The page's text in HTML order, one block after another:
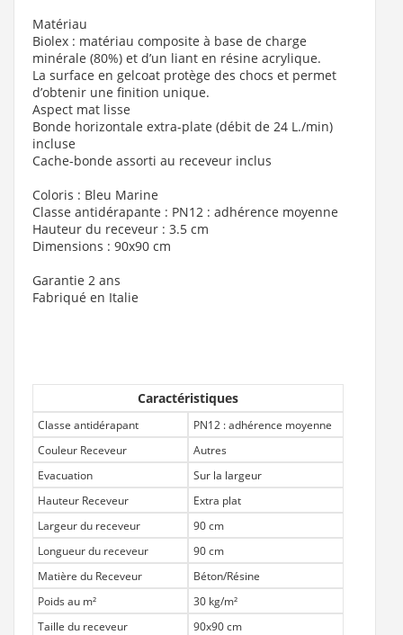
Matériau
Biolex : matériau composite à base de charge
minérale (80%) et d’un liant en résine acrylique.
La surface en gelcoat protège des chocs et permet
d’obtenir une finition unique.
Aspect mat lisse
Bonde horizontale extra-plate (débit de 24 L./min)
incluse
Cache-bonde assorti au receveur inclus
Coloris : Bleu Marine
Classe antidérapante : PN12 : adhérence moyenne
Hauteur du receveur : 3.5 cm
Dimensions : 90x90 cm
Garantie 2 ans
Fabriqué en Italie
Caractéristiques
Classe antidérapant
PN12 : adhérence moyenne
Couleur Receveur
Autres
Evacuation
Sur la largeur
Hauteur Receveur
Extra plat
Largeur du receveur
90 cm
Longueur du receveur
90 cm
Matière du Receveur
Béton/Résine
Poids au m²
30 kg/m²
Taille du receveur
90x90 cm